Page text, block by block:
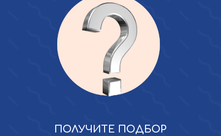
ПОЛУЧИТЕ ПОДБОР